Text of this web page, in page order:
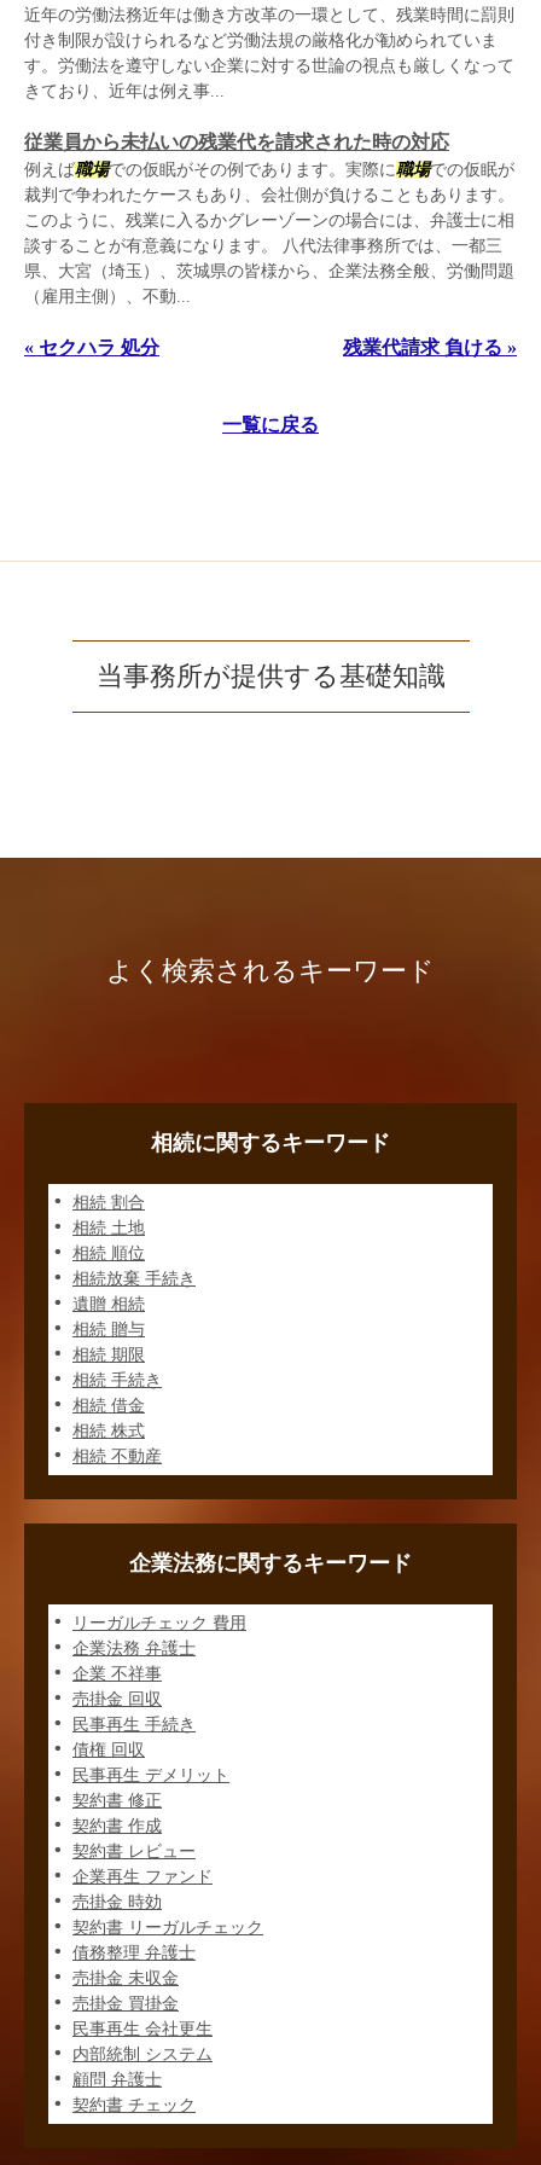
近年の労働法務近年は働き方改革の一環として、残業時間に罰則
付き制限が設けられるなど労働法規の厳格化が勧められていま
す。労働法を遵守しない企業に対する世論の視点も厳しくなって
きており、近年は例え事...
従業員から未払いの残業代を請求された時の対応
例えば職場での仮眠がその例であります。実際に職場での仮眠が
裁判で争われたケースもあり、会社側が負けることもあります。
このように、残業に入るかグレーゾーンの場合には、弁護士に相
談することが有意義になります。 八代法律事務所では、一都三
県、大宮（埼玉）、茨城県の皆様から、企業法務全般、労働問題
（雇用主側）、不動...
« セクハラ 処分 残業代請求 負ける »
一覧に戻る
当事務所が提供する基礎知識
よく検索されるキーワード
相続に関するキーワード
相続 割合
相続 土地
相続 順位
相続放棄 手続き
遺贈 相続
相続 贈与
相続 期限
相続 手続き
相続 借金
相続 株式
相続 不動産
企業法務に関するキーワード
リーガルチェック 費用
企業法務 弁護士
企業 不祥事
売掛金 回収
民事再生 手続き
債権 回収
民事再生 デメリット
契約書 修正
契約書 作成
契約書 レビュー
企業再生 ファンド
売掛金 時効
契約書 リーガルチェック
債務整理 弁護士
売掛金 未収金
売掛金 買掛金
民事再生 会社更生
内部統制 システム
顧問 弁護士
契約書 チェック